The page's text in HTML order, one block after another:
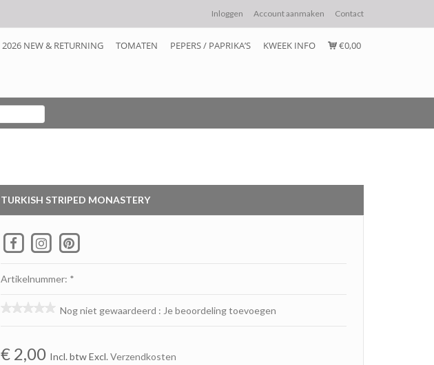
Inloggen Account aanmaken Contact
2026 NEW & RETURNING TOMATEN PEPERS / PAPRIKA’S KWEEK INFO €0,00
TURKISH STRIPED MONASTERY
Artikelnummer: *
Nog niet gewaardeerd : Je beoordeling toevoegen
€ 2,00 Incl. btw Excl. Verzendkosten